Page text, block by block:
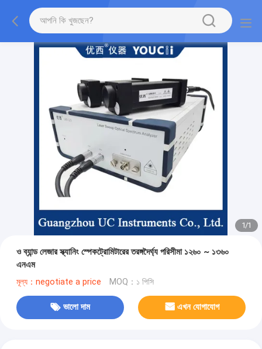
1/1
ও ব্যান্ড লেজার স্ক্যানিং স্পেকট্রোমিটারের তরঙ্গদৈর্ঘ্য পরিসীমা ১২৬০ ~ ১৩৬০
এনএম
মূল্য：negotiate a price MOQ：১ পিসি
ভালো দাম এখন যোগাযোগ